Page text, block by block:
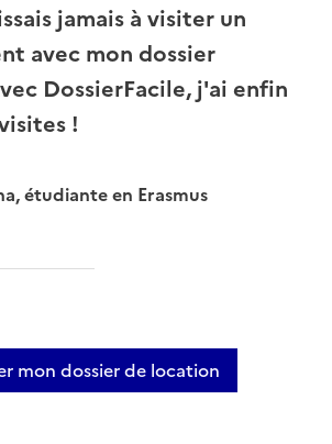
jamais à visiter un
avec mon dossier
DossierFacile, j'ai enfin
!
étudiante en Erasmus
mon dossier de location